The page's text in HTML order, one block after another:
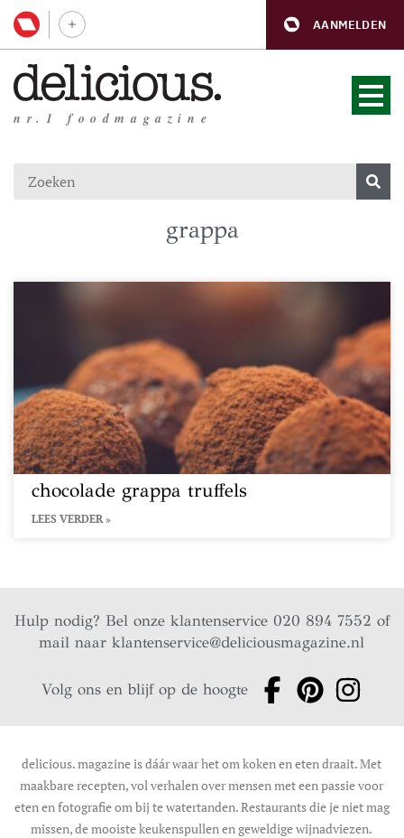
AANMELDEN
nr.1 foodmagazine
grappa
chocolade grappa truffels
LEES VERDER »
Hulp nodig? Bel onze klantenservice 020 894 7552 of
mail naarklantenservice@deliciousmagazine.nl
Volg ons en blijf op de hoogte
delicious. magazine is dáár waar het om koken en eten draait. Met
maakbare recepten, vol verhalen over mensen met een passie voor
eten en fotografie om bij te watertanden. Restaurants die je niet mag
missen, de mooiste keukenspullen en geweldige wijnadviezen.